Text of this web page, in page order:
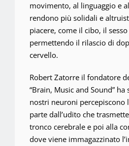
movimento, al linguaggio e
rendono più solidali e
piacere, come il cibo, il
permettendo il rilascio di
cervello.
Robert Zatorre il fondatore
“Brain, Music and Sound”
nostri neuroni percepiscono
parte dall’udito che
tronco cerebrale e poi alla
dove viene immagazzinato